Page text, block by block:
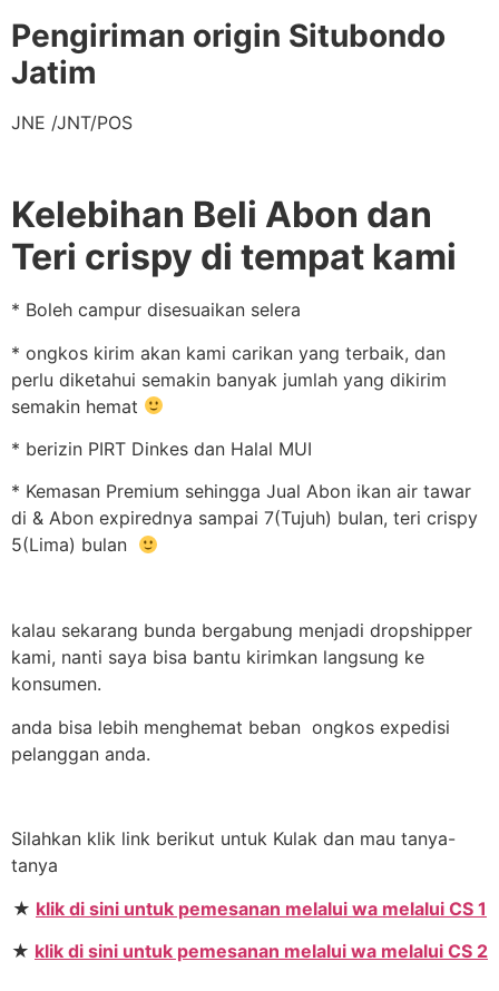
Pengiriman origin Situbondo
Jatim
JNE /JNT/POS
Kelebihan Beli Abon dan
Teri crispy di tempat kami
* Boleh campur disesuaikan selera
* ongkos kirim akan kami carikan yang terbaik, dan
perlu diketahui semakin banyak jumlah yang dikirim
semakin hemat
* berizin PIRT Dinkes dan Halal MUI
* Kemasan Premium sehingga Jual Abon ikan air tawar
di & Abon expirednya sampai 7(Tujuh) bulan, teri crispy
5(Lima) bulan
kalau sekarang bunda bergabung menjadi dropshipper
kami, nanti saya bisa bantu kirimkan langsung ke
konsumen.
anda bisa lebih menghemat beban ongkos expedisi
pelanggan anda.
Silahkan klik link berikut untuk Kulak dan mau tanya-
tanya
★ klik di sini untuk pemesanan melalui wa melalui CS 1
★ klik di sini untuk pemesanan melalui wa melalui CS 2